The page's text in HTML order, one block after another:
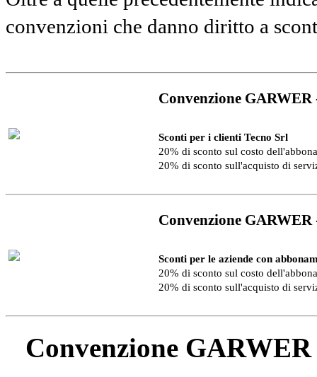
convenzioni che danno diritto a
Convenzione
Sconti per i clienti Tecno Srl
20% di sconto sul costo
20% di sconto sull'acquisto di
Convenzione
Sconti per le aziende con
20% di sconto sul costo
20% di sconto sull'acquisto di
Convenzione